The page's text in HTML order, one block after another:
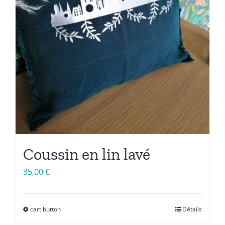
la
page
du
Coussin en lin lavé
35,00€
cart buttonCe
Détails